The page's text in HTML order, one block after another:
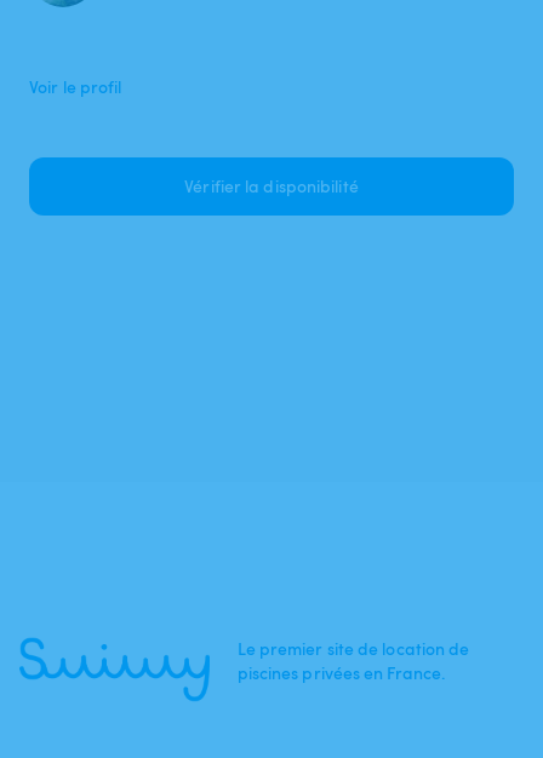
Voir le profil
Vérifier la disponibilité
Le premier site de location de
piscines privées en France.